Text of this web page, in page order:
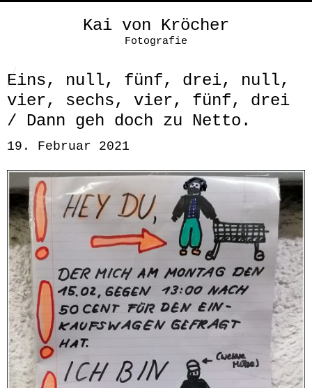
Kai von Kröcher
Fotografie
Eins, null, fünf, drei, null,
vier, sechs, vier, fünf, drei
/ Dann geh doch zu Netto.
19. Februar 2021